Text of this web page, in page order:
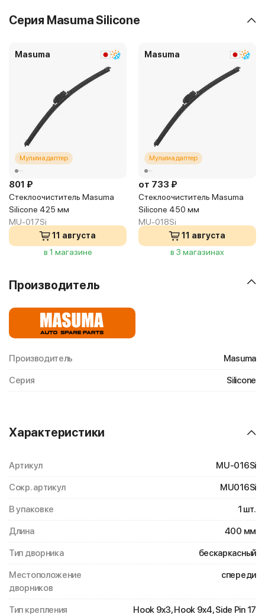
Серия Masuma Silicone
Masuma
Мультиадаптер
801 ₽
Стеклоочиститель Masuma
Silicone 425 мм
MU-017Si
11 августа
в 1 магазине
Masuma
Мультиадаптер
от 733 ₽
Стеклоочиститель Masuma
Silicone 450 мм
MU-018Si
11 августа
в 3 магазинах
Производитель
Производитель Masuma
Серия Silicone
Характеристики
Артикул MU-016Si
Сокр. артикул MU016Si
В упаковке 1 шт.
Длина 400 мм
Тип дворника бескаркасный
Местоположение
дворников
спереди
Тип крепления
Hook 9x3, Hook 9x4, Side Pin 17